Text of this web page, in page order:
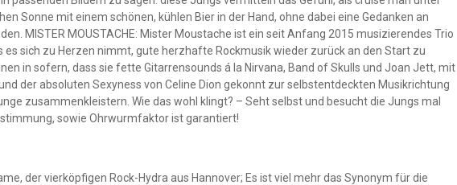
Sonne mit einem schönen, kühlen Bier in der Hand, ohne dabei eine Gedanken an
MISTER MOUSTACHE: Mister Moustache ist ein seit Anfang 2015 musizierendes Trio
es sich zu Herzen nimmt, gute herzhafte Rockmusik wieder zurück an den Start zu
in sofern, dass sie fette Gitarrensounds á la Nirvana, Band of Skulls und Joan Jett, mit
der absoluten Sexyness von Celine Dion gekonnt zur selbstentdeckten Musikrichtung
zusammenkleistern. Wie das wohl klingt? – Seht selbst und besucht die Jungs mal
sowie Ohrwurmfaktor ist garantiert!
der vierköpfigen Rock-Hydra aus Hannover; Es ist viel mehr das Synonym für die